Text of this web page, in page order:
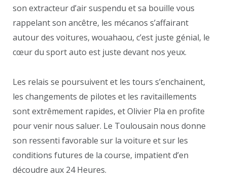
son extracteur d’air suspendu et sa bouille vous
rappelant son ancêtre, les mécanos s’affairant
autour des voitures, wouahaou, c’est juste génial, le
cœur du sport auto est juste devant nos yeux.
Les relais se poursuivent et les tours s’enchainent,
les changements de pilotes et les ravitaillements
sont extrêmement rapides, et Olivier Pla en profite
pour venir nous saluer. Le Toulousain nous donne
son ressenti favorable sur la voiture et sur les
conditions futures de la course, impatient d’en
découdre aux 24 Heures.